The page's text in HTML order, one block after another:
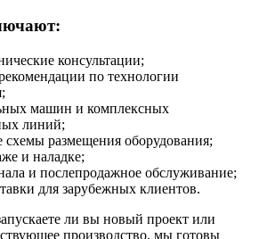
консультации;
по технологии
машин и комплексных
линий;
схемы размещения оборудования;
и наладке;
и послепродажное обслуживание;
для зарубежных клиентов.
ли вы новый проект или
производство, мы готовы